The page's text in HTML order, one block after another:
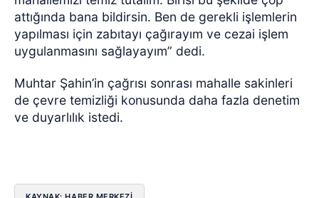
attığında bana bildirsin. Ben de gerekli işlemlerin
yapılması için zabıtayı çağırayım ve cezai işlem
uygulanmasını sağlayayım” dedi.
Muhtar Şahin’in çağrısı sonrası mahalle sakinleri
de çevre temizliği konusunda daha fazla denetim
ve duyarlılık istedi.